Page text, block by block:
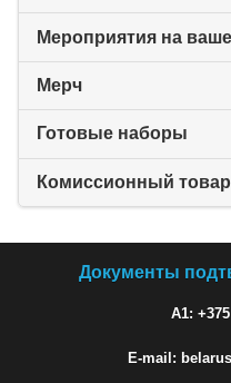
Мероприятия на
Мерч
Готовые наборы
Комиссионный товар
Документы
A1:
E-mail: